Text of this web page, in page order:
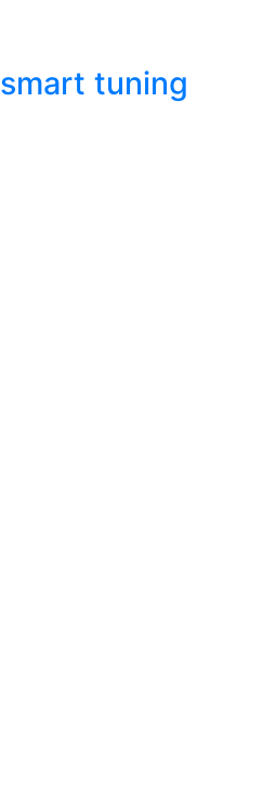
smart tuning